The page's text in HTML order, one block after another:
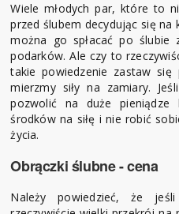
Wiele młodych par, które to
przed ślubem decydując się na
można go spłacać po ślubie
podarków. Ale czy to
takie powiedzenie zastaw
mierzmy siły na zamiary.
pozwolić na duże pieniądze
środków na siłę i nie robić
życia.
Obrączki ślubne - cena
Należy powiedzieć, że